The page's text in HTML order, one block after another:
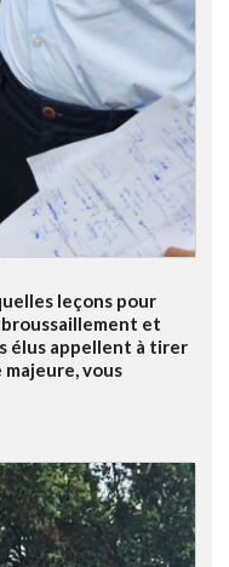
leçons pour
et
élus appellent à tirer
vous